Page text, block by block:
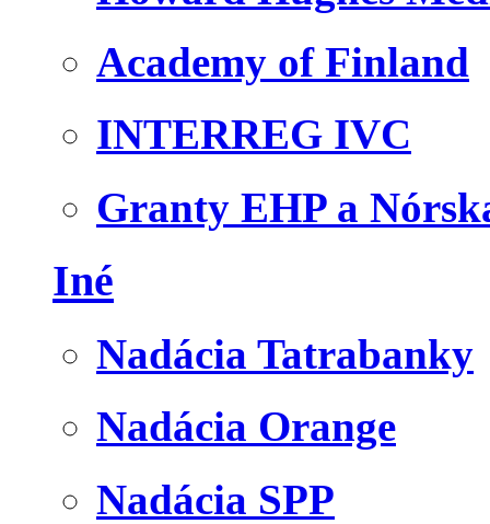
Academy of Finland
INTERREG IVC
Granty EHP a
Iné
Nadácia Tatrabanky
Nadácia Orange
Nadácia SPP